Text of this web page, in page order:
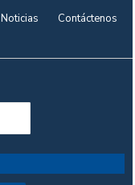
Noticias
Contáctenos